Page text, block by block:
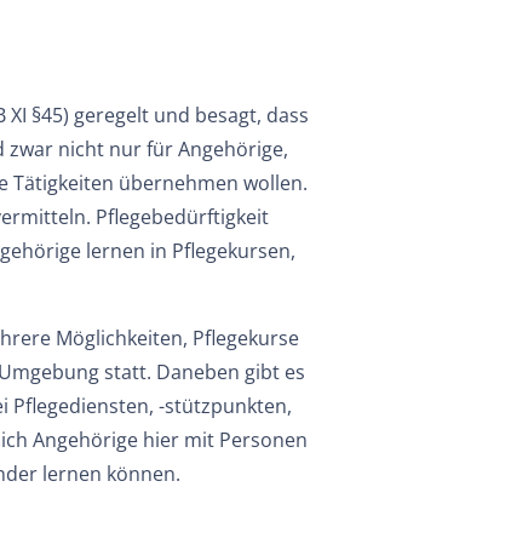
§45) geregelt und besagt, dass
zwar nicht nur für Angehörige,
Tätigkeiten übernehmen wollen.
Pflegebedürftigkeit
lernen in Pflegekursen,
Möglichkeiten, Pflegekurse
statt. Daneben gibt es
Pflegediensten, -stützpunkten,
Angehörige hier mit Personen
lernen können.